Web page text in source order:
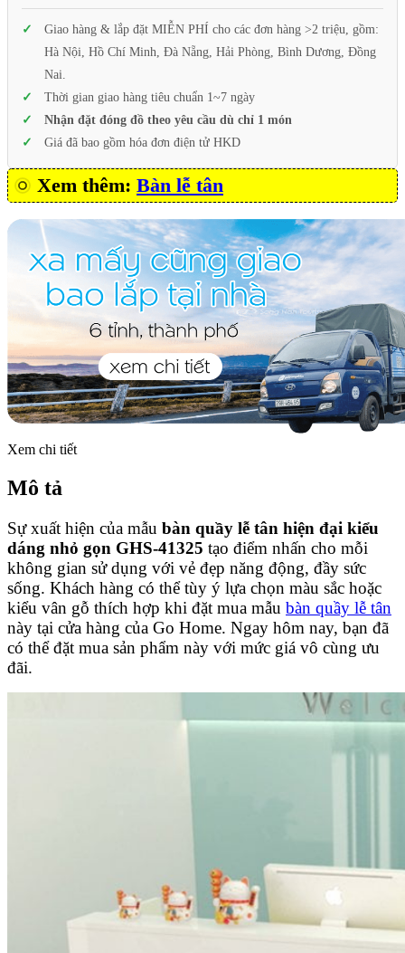
Giao hàng & lắp đặt MIỄN PHÍ cho các đơn hàng >2 triệu, gồm:
Hà Nội, Hồ Chí Minh, Đà Nẵng, Hải Phòng, Bình Dương, Đồng
Nai.
Thời gian giao hàng tiêu chuẩn 1~7 ngày
Nhận đặt đóng đồ theo yêu cầu dù chỉ 1 món
Giá đã bao gồm hóa đơn điện tử HKD
Xem thêm: Bàn lễ tân
Xem chi tiết
Mô tả
Sự xuất hiện của mẫu bàn quầy lễ tân hiện đại kiểu
dáng nhỏ gọn GHS-41325 tạo điểm nhấn cho mỗi
không gian sử dụng với vẻ đẹp năng động, đầy sức
sống. Khách hàng có thể tùy ý lựa chọn màu sắc hoặc
kiểu vân gỗ thích hợp khi đặt mua mẫu bàn quầy lễ tân
này tại cửa hàng của Go Home. Ngay hôm nay, bạn đã
có thể đặt mua sản phẩm này với mức giá vô cùng ưu
đãi.